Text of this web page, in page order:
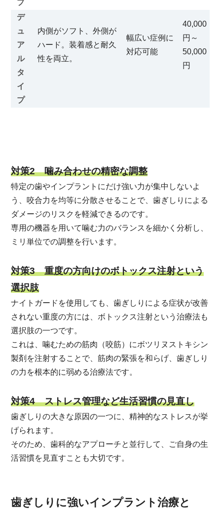
プ
デ
ュ
ア
ル
タ
イ
プ
内側がソフト、外側が
ハード。装着感と耐久
性を両立。
幅広い症例に
対応可能
40,000
円～
50,000
円
対策2 噛み合わせの精密な調整
特定の歯やインプラントにだけ強い力が集中しないよ
う、咬合力を均等に分散させることで、歯ぎしりによる
ダメージのリスクを軽減できるのです。
専用の機器を用いて噛む力のバランスを細かく分析し、
ミリ単位での調整を行います。
対策3 重度の方向けのボトックス注射という
選択肢
ナイトガードを使用しても、歯ぎしりによる症状が改善
されない重度の方には、ボトックス注射という治療法も
選択肢の一つです。
これは、噛むための筋肉（咬筋）にボツリヌストキシン
製剤を注射することで、筋肉の緊張を和らげ、歯ぎしり
の力を根本的に弱める治療法です。
対策4 ストレス管理など生活習慣の見直し
歯ぎしりの大きな原因の一つに、精神的なストレスが挙
げられます。
そのため、歯科的なアプローチと並行して、ご自身の生
活習慣を見直すことも大切です。
歯ぎしりに強いインプラント治療と